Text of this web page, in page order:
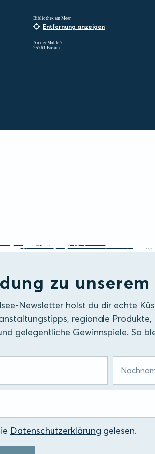
Bibliothek am Meer
Entfernung anzeigen
An der Mühle 7
25761 Büsum
zu
Newsletter holst du dir echte
regionale Produkte,
gelegentliche Gewinnspiele. So
Datenschutzerklärung gelesen.